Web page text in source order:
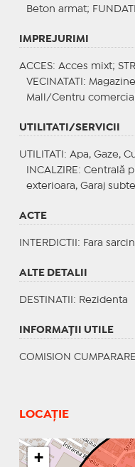
Beton armat;
IMPREJURIMI
ACCES: Acces mixt;
VECINATATI :
Mall/Centru
UTILITATI/SERVICII
UTILITATI : Apa, Gaze,
INCALZIRE : Centrală
exterioara, Garaj
ACTE
INTERDICTII : Fara
ALTE DETALII
DESTINATII : Rezidenta
INFORMAŢII UTILE
COMISION
LOCAȚIE
+